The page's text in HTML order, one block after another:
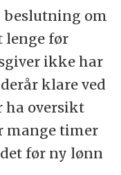
om
lenge før
ikke har
klare ved
ha oversikt
mange timer
før ny lønn